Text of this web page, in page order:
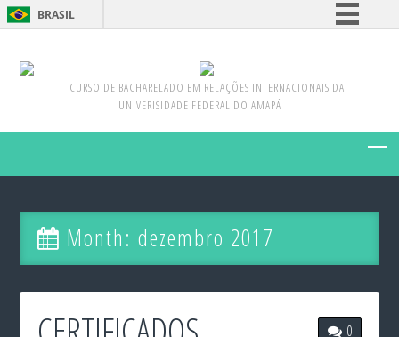
BRASIL
Participe
Acesso à informação
CURSO DE BACHARELADO EM RELAÇÕES INTERNACIONAIS DA
UNIVERISIDADE FEDERAL DO AMAPÁ
Month:dezembro 2017
0